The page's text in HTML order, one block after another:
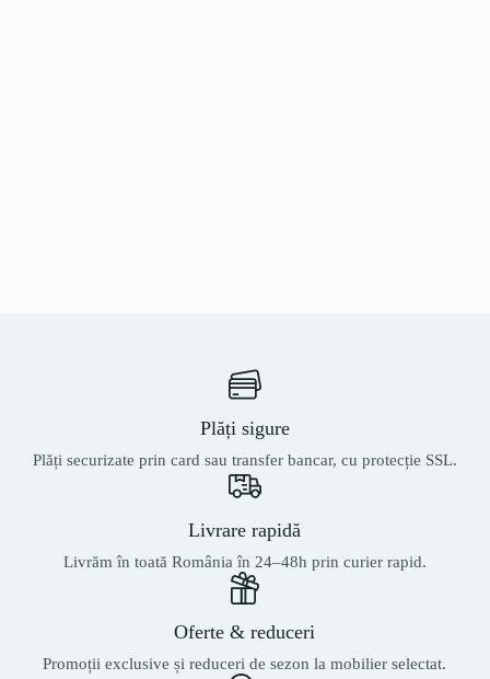
Plăți sigure
Plăți securizate prin card sau transfer bancar, cu protecție SSL.
Livrare rapidă
Livrăm în toată România în 24–48h prin curier rapid.
Oferte & reduceri
Promoții exclusive și reduceri de sezon la mobilier selectat.